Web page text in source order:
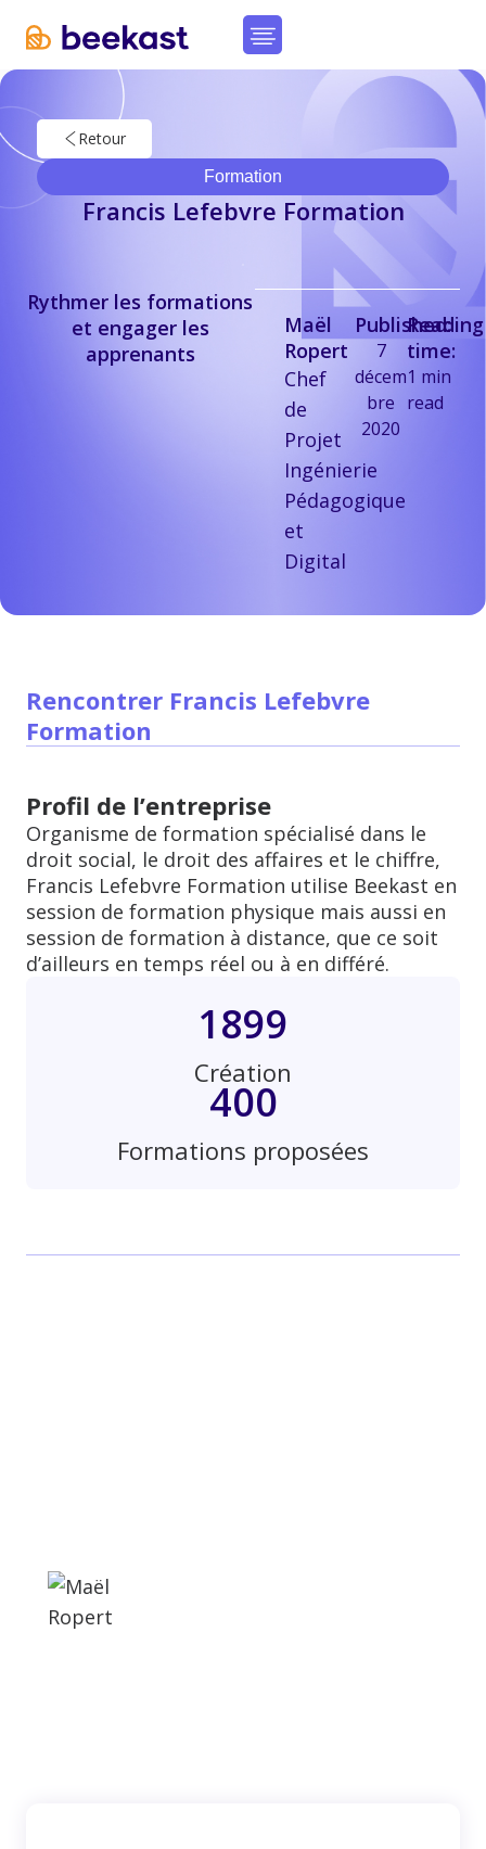
Retour
Formation
Francis Lefebvre Formation
Rythmer les formations
et engager les
apprenants
Maël
Ropert
Chef
de
Projet
Ingénierie
Pédagogique
et
Digital
Published:
7
décem
bre
2020
Reading
time:
1 min
read
Rencontrer Francis Lefebvre
Formation
Profil de l’entreprise
Organisme de formation spécialisé dans le
droit social, le droit des affaires et le chiffre,
Francis Lefebvre Formation utilise Beekast en
session de formation physique mais aussi en
session de formation à distance, que ce soit
d’ailleurs en temps réel ou à en différé.
1899
Création
400
Formations proposées